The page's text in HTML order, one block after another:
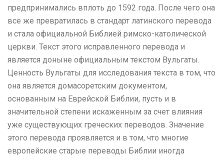
предпринимались вплоть до 1592 года. После чего она
все же превратилась в стандарт латинского перевода
и стала официальной Библией римско-католической
церкви. Текст этого исправленного перевода и
является доныне официальным текстом Вульгаты.
Ценность Вульгаты для исследования текста в том, что
она является домасоретским документом,
основанным на Еврейской Библии, пусть и в
значительной степени искаженным за счет влияния
уже существующих греческих переводов. Значение
этого перевода проявляется и в том, что многие
европейские старые переводы Библии иногда